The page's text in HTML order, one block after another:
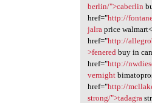
berlin/">caberlin
href="http://
jalraprice
href="http://
>feneredbuy in
href="http://
vernight
href="http://
strong/">tadagra